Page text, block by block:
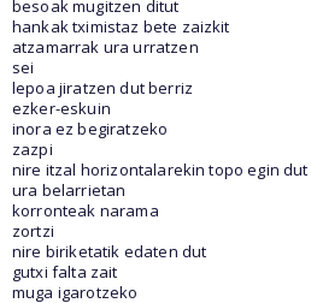
besoak mugitzen ditut
hankak tximistaz bete zaizkit
atzamarrak ura urratzen
sei
lepoa jiratzen dut berriz
ezker-eskuin
inora ez begiratzeko
zazpi
nire itzal horizontalarekin topo egin dut
ura belarrietan
korronteak narama
zortzi
nire biriketatik edaten dut
gutxi falta zait
muga igarotzeko